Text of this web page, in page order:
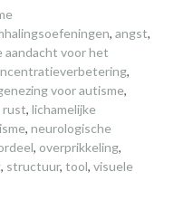
, angst,
aandacht voor het
,
voor autisme,
rust, lichamelijke
, neurologische
, overprikkeling,
, structuur, tool, visuele